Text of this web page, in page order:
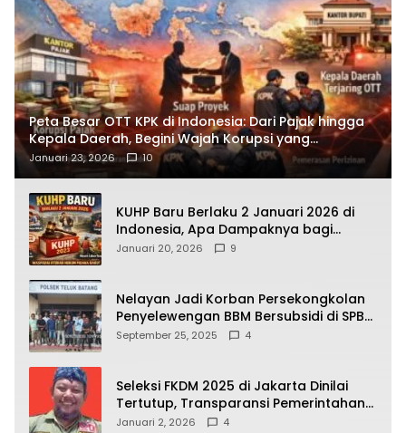
Peta Besar OTT KPK di Indonesia: Dari Pajak hingga
Kepala Daerah, Begini Wajah Korupsi yang
Terbongkar
Januari 23, 2026 10
KUHP Baru Berlaku 2 Januari 2026 di
Indonesia, Apa Dampaknya bagi
Kehidupan Warga? Ini Aturan Kunci
Januari 20, 2026 9
Nelayan Jadi Korban Persekongkolan
Penyelewengan BBM Bersubsidi di SPBU
64.78809 Teluk Batang
September 25, 2025 4
Seleksi FKDM 2025 di Jakarta Dinilai
Tertutup, Transparansi Pemerintahan
Pramono–Rano Dipertanyakan
Januari 2, 2026 4